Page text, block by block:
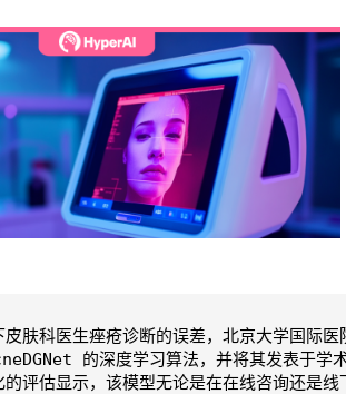
皮肤科医生痤疮诊断的误差，北京大学国际
的深度学习算法，并将其发表
评估显示，该模型无论是在在线咨询还是线